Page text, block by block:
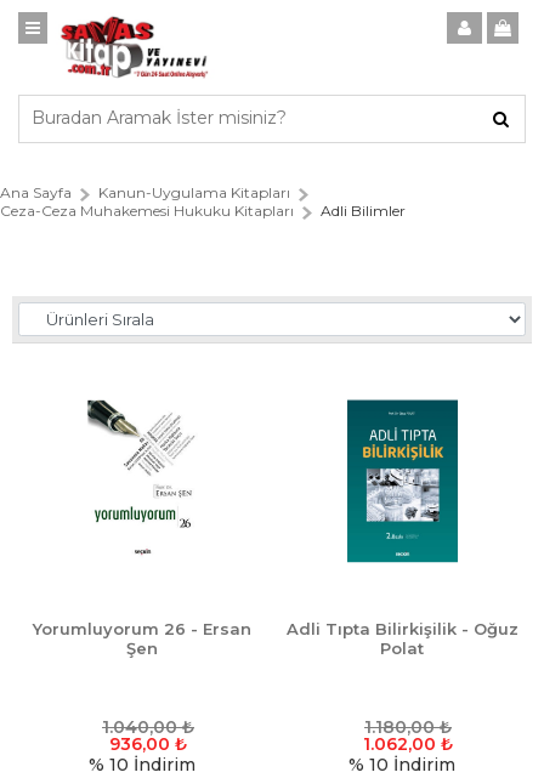
Ana Sayfa
Kanun-Uygulama Kitapları
Ceza-Ceza Muhakemesi Hukuku Kitapları
Adli Bilimler
Yorumluyorum 26 - Ersan
Şen
1.040,00₺
936,00 ₺
% 10 İndirim
Adli Tıpta Bilirkişilik - Oğuz
Polat
1.180,00₺
1.062,00 ₺
% 10 İndirim